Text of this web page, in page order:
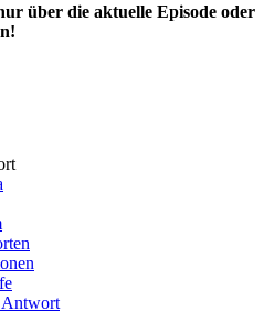
über die aktuelle Episode oder
Antwort